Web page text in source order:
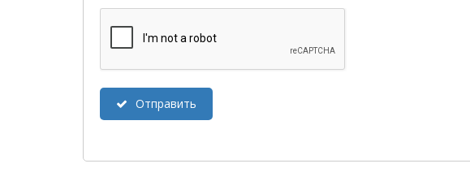
Отправить